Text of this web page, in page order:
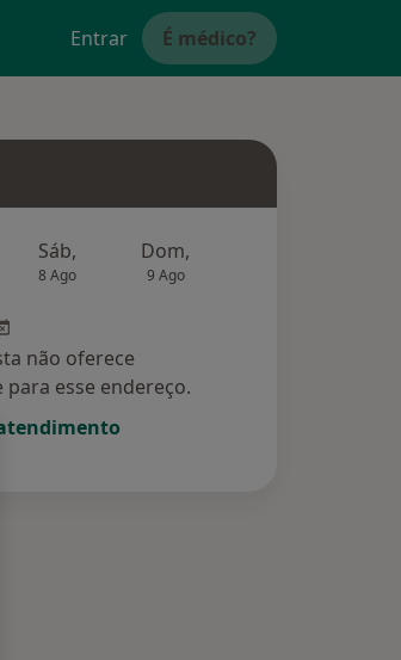
Entrar É médico?
Sáb,
8 Ago
Dom,
9 Ago
não oferece
esse endereço.